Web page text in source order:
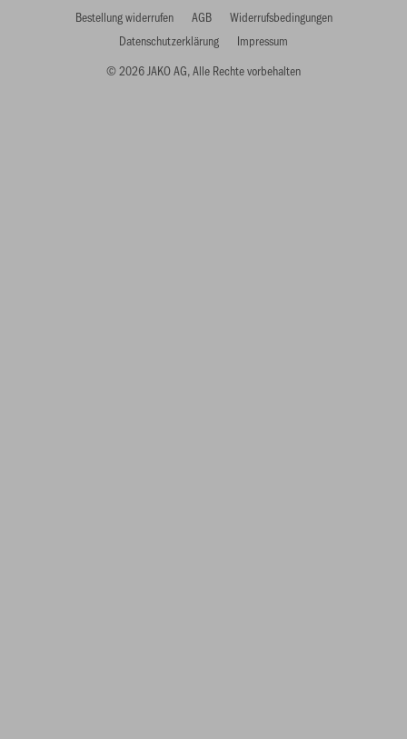
© 2026 JAKO AG, Alle Rechte vorbehalten
Bestellung widerrufen AGB
Widerrufsbedingungen
Datenschutzerklärung
Impressum